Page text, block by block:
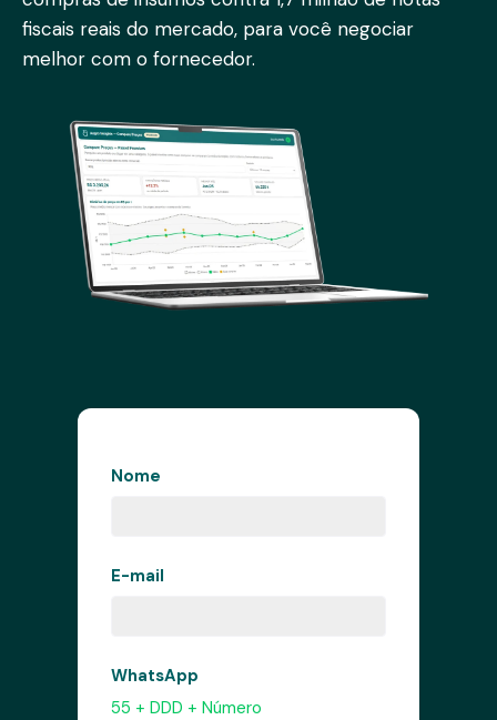
fiscais reais do mercado, para você negociar
melhor com o fornecedor.
Nome
E-mail
WhatsApp
55 + DDD + Número